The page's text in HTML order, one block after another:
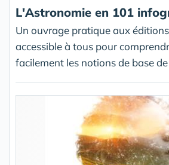
L'Astronomie en 101
Un ouvrage pratique aux
accessible à tous pour
facilement les notions de base